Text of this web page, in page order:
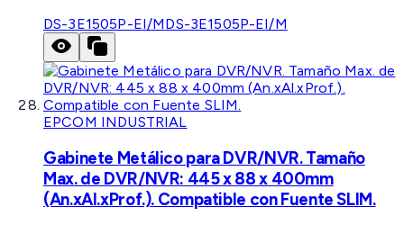
DS-3E1505P-EI/MDS-3E1505P-EI/M
EPCOM INDUSTRIAL
Gabinete Metálico para DVR/NVR. Tamaño
Max. de DVR/NVR: 445 x 88 x 400mm
(An.xAl.xProf.). Compatible con Fuente SLIM.